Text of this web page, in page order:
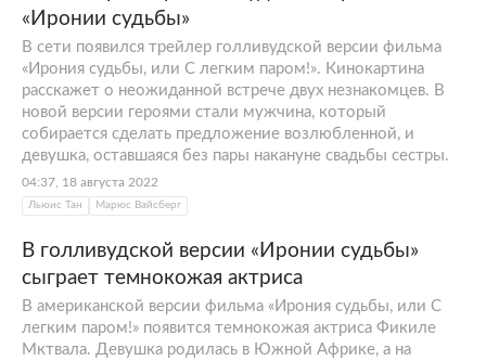
«Иронии судьбы»
В сети появился трейлер голливудской версии фильма
«Ирония судьбы, или С легким паром!». Кинокартина
расскажет о неожиданной встрече двух незнакомцев. В
новой версии героями стали мужчина, который
собирается сделать предложение возлюбленной, и
девушка, оставшаяся без пары накануне свадьбы сестры.
04:37, 18 августа 2022
Льюис Тан Марюс Вайсберг
В голливудской версии «Иронии судьбы»
сыграет темнокожая актриса
В американской версии фильма «Ирония судьбы, или С
легким паром!» появится темнокожая актриса Фикиле
Мктвала. Девушка родилась в Южной Африке, а на